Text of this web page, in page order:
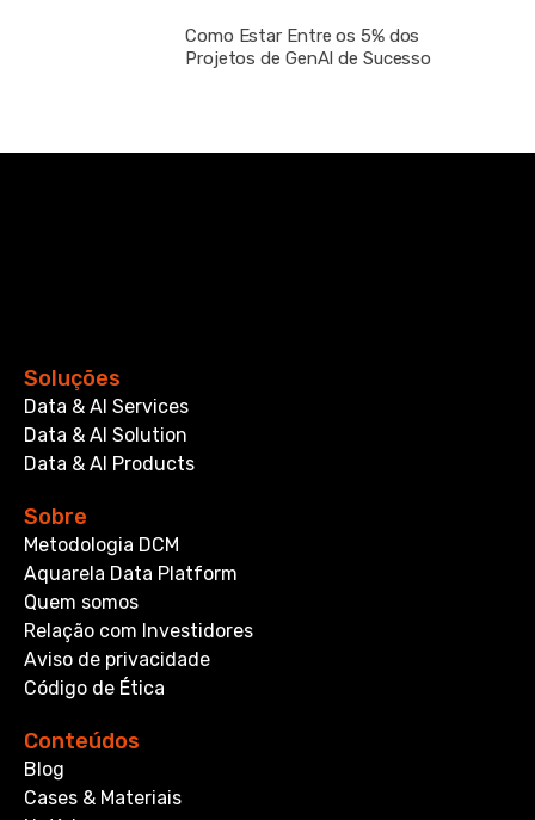
Como Estar Entre os 5% dos
Projetos de GenAI de Sucesso
Soluções
Data & AI Services
Data & AI Solution
Data & AI Products
Sobre
Metodologia DCM
Aquarela Data Platform
Quem somos
Relação com Investidores
Aviso de privacidade
Código de Ética
Conteúdos
Blog
Cases & Materiais